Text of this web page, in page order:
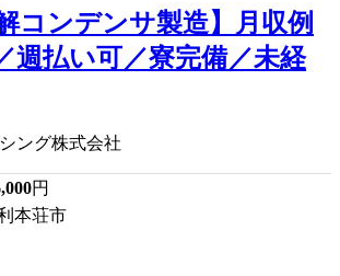
コンデンサ製造】月収例
週払い可／寮完備／未経
ング株式会社
円
本荘市